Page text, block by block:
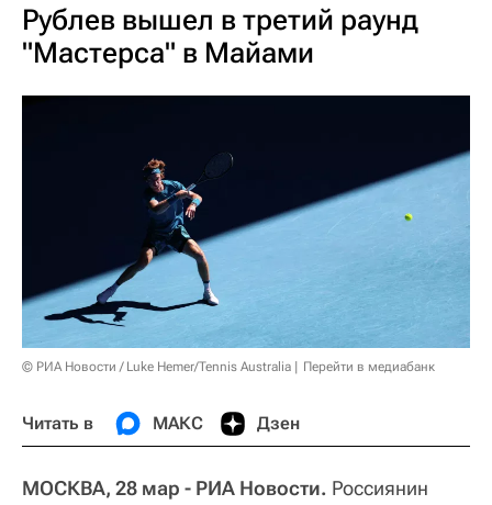
Рублев вышел в третий раунд
"Мастерса" в Майами
© РИА Новости / Luke Hemer/Tennis Australia Перейти в медиабанк
Читать в МАКС Дзен
МОСКВА, 28 мар - РИА Новости. Россиянин